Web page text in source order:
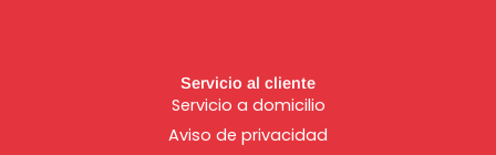
Servicio al cliente
Servicio a domicilio
Aviso de privacidad